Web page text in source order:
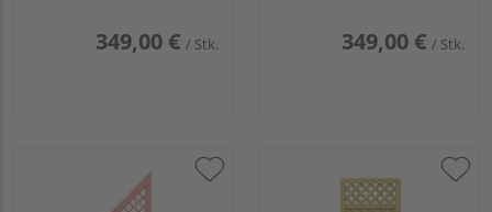
349,00 € / Stk. 349,00 € / Stk.